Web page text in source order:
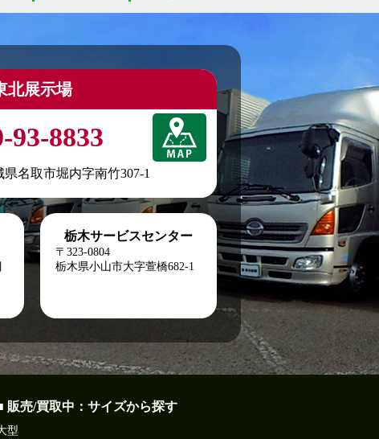
北展示場
93-8833
県名取市堀内字南竹307-1
栃木サービスセンター
〒323-0804
栃木県小山市大字萱橋682-1
販売/買取中：サイズから探す
型